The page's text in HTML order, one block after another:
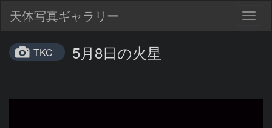
天体写真ギャラリー
TKC 5月8日の火星